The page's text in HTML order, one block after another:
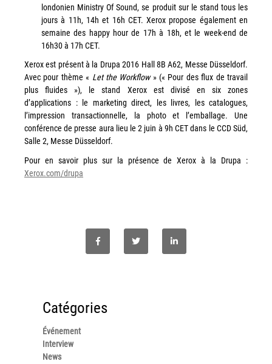
Mentions légales
© Axilis
londonien Ministry Of Sound, se produit sur le stand tous les
jours à 11h, 14h et 16h CET. Xerox propose également en
semaine des happy hour de 17h à 18h, et le week-end de
16h30 à 17h CET.
Xerox est présent à la Drupa 2016 Hall 8B A62, Messe Düsseldorf.
Avec pour thème « Let the Workflow» (« Pour des flux de travail
plus fluides »), le stand Xerox est divisé en six zones
d’applications : le marketing direct, les livres, les catalogues,
l’impression transactionnelle, la photo et l’emballage. Une
conférence de presse aura lieu le 2 juin à 9h CET dans le CCD Süd,
Salle 2, Messe Düsseldorf.
Pour en savoir plus sur la présence de Xerox à la Drupa :
Xerox.com/drupa
Catégories
Événement
Interview
News